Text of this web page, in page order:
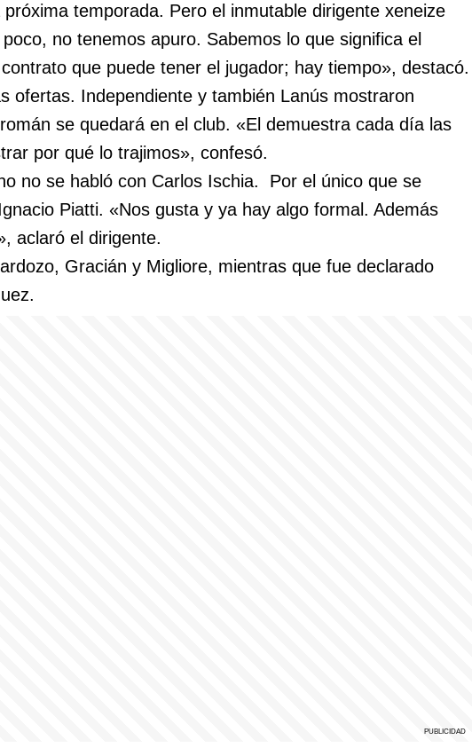
temporada. Pero el inmutable dirigente xeneize
no tenemos apuro. Sabemos lo que significa el
que puede tener el jugador; hay tiempo», destacó.
ofertas. Independiente y también Lanús mostraron
se quedará en el club. «El demuestra cada día las
por qué lo trajimos», confesó.
no se habló con Carlos Ischia. Por el único que se
Piatti. «Nos gusta y ya hay algo formal. Además
aclaró el dirigente.
Gracián y Migliore, mientras que fue declarado